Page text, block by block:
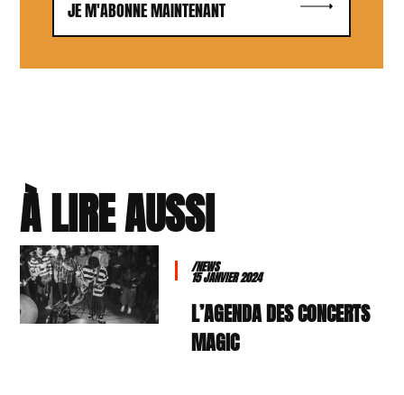
JE M'ABONNE MAINTENANT
À LIRE AUSSI
/NEWS
15 JANVIER 2024
L’AGENDA DES CONCERTS
MAGIC